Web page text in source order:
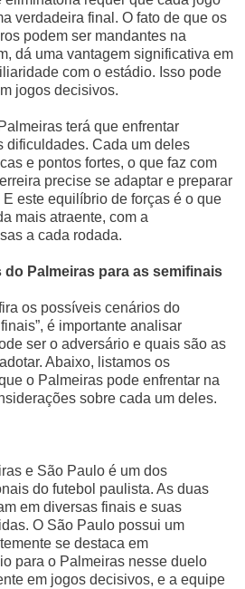
verdadeira final. O fato de que os
podem ser mandantes na
dá uma vantagem significativa em
com o estádio. Isso pode
jogos decisivos.
terá que enfrentar
dificuldades. Cada um deles
e pontos fortes, o que faz com
precise se adaptar e preparar
este equilíbrio de forças é o que
mais atraente, com a
a cada rodada.
Palmeiras para as semifinais
os possíveis cenários do
é importante analisar
ser o adversário e quais são as
Abaixo, listamos os
o Palmeiras pode enfrentar na
sobre cada um deles.
e São Paulo é um dos
do futebol paulista. As duas
em diversas finais e suas
O São Paulo possui um
se destaca em
para o Palmeiras nesse duelo
em jogos decisivos, e a equipe